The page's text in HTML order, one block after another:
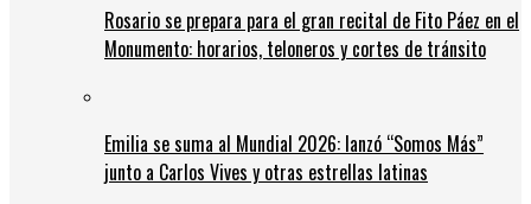
Rosario se prepara para el gran recital de Fito Páez en el
Monumento: horarios, teloneros y cortes de tránsito
Emilia se suma al Mundial 2026: lanzó “Somos Más”
junto a Carlos Vives y otras estrellas latinas